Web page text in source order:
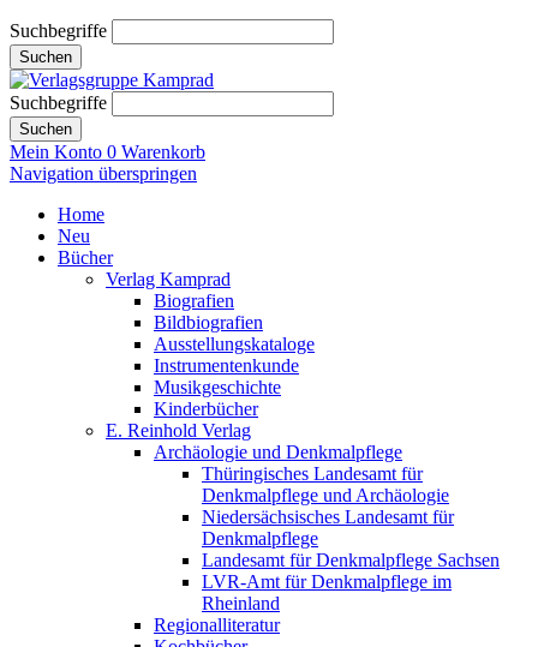
Suchbegriffe
Suchen
Suchbegriffe
Suchen
Mein Konto 0 Warenkorb
Navigation überspringen
Home
Neu
Bücher
Verlag Kamprad
Biografien
Bildbiografien
Ausstellungskataloge
Instrumentenkunde
Musikgeschichte
Kinderbücher
E. Reinhold Verlag
Archäologie und Denkmalpflege
Thüringisches Landesamt für
Denkmalpflege und Archäologie
Niedersächsisches Landesamt für
Denkmalpflege
Landesamt für Denkmalpflege Sachsen
LVR-Amt für Denkmalpflege im
Rheinland
Regionalliteratur